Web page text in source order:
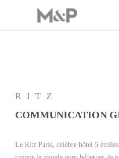
RITZ
COMMUNICATION
Le Ritz Paris, célèbre hôtel 5